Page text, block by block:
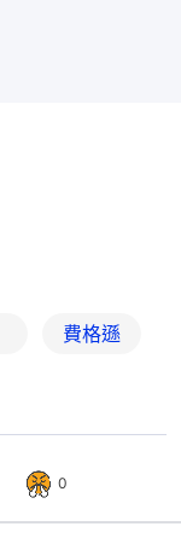
費格遜
0